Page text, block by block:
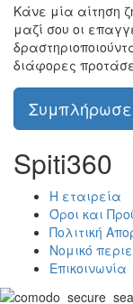
Κάνε μία αίτηση
μαζί σου οι
διάφορες
Συμπλήρωσε
Spiti360
Η εταιρεία
Όροι και
Πολιτική
Νομικό
Επικοινωνία